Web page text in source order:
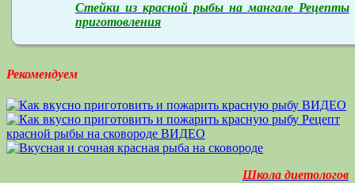
Стейки из красной рыбы на мангале Рецепты
приготовления
Рекомендуем
Школа диетологов